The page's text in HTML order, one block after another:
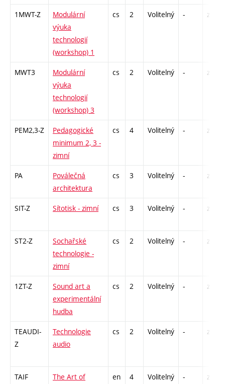
1MWT-Z
Modulární
výuka
technologií
(workshop) 1
cs 2 Volitelný - zá
MWT3
Modulární
výuka
technologií
(workshop) 3
cs 2 Volitelný - zá
PEM2,3-Z
Pedagogické
minimum 2, 3 -
zimní
cs 4 Volitelný - zá
PA
Poválečná
architektura
cs 3 Volitelný - zk
SIT-Z Sítotisk - zimní cs 3 Volitelný - zá
ST2-Z
Sochařské
technologie -
zimní
cs 2 Volitelný - zá
1ZT-Z
Sound art a
experimentální
hudba
cs 2 Volitelný - zá
TEAUDI-
Z
Technologie
audio
cs 2 Volitelný - zá
TAIF
The Art of
en 4 Volitelný - zk